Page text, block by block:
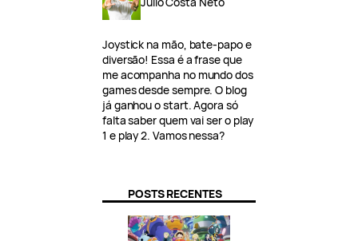
Joystick na mão, bate-papo e
diversão! Essa é a frase que
me acompanha no mundo dos
games desde sempre. O blog
já ganhou o start. Agora só
falta saber quem vai ser o play
1 e play 2. Vamos nessa?
POSTS RECENTES